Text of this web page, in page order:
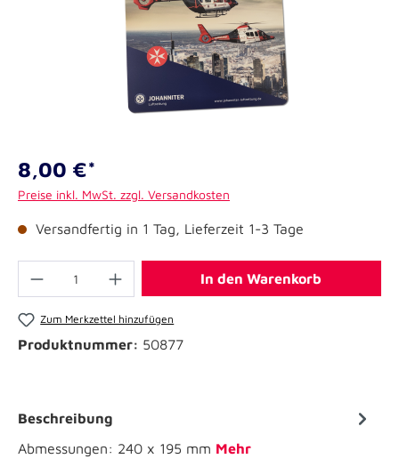
8,00 €*
Preise inkl. MwSt. zzgl. Versandkosten
Versandfertig in 1 Tag, Lieferzeit 1-3 Tage
In den Warenkorb
Zum Merkzettel hinzufügen
Produktnummer: 50877
Beschreibung
Abmessungen: 240 x 195 mm Mehr